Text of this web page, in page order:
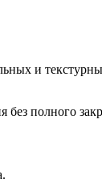
и
полного